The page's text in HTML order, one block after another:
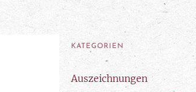
KATEGORIEN
Auszeichnungen